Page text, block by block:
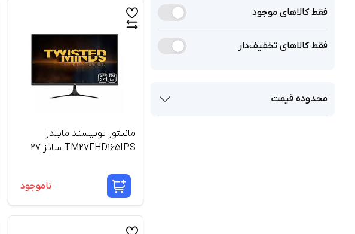
فقط کالاهای موجود
فقط کالاهای تخفیف‌دار
محدوده قیمت
مانیتور توییستد مایندز
TM27FHD165IPS سایز 27
ناموجود